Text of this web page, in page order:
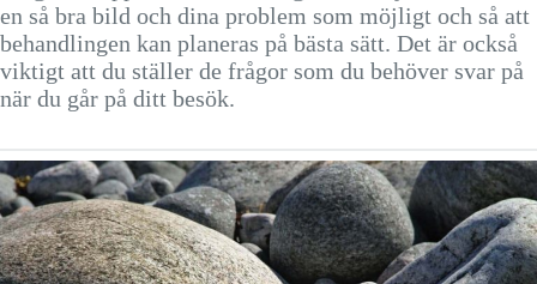
en så bra bild och dina problem som möjligt och så att
behandlingen kan planeras på bästa sätt. Det är också
viktigt att du ställer de frågor som du behöver svar på
när du går på ditt besök.